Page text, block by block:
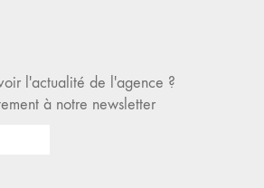
l'actualité de l'agence ?
à notre newsletter